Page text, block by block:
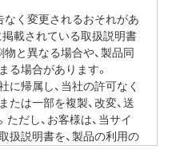
なく変更されるおそれがあ
掲載されている取扱説明書
と異なる場合や、製品同
る場合があります。
帰属し、当社の許可なく
は一部を複製、改変、送
だし、お客様は、当サイ
扱説明書を、製品の利用の